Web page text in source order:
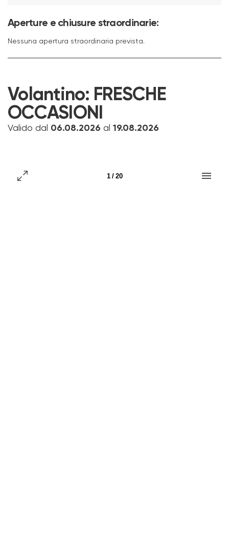
Aperture e chiusure straordinarie:
Nessuna apertura straordinaria prevista.
Volantino: FRESCHE
OCCASIONI
Valido dal 06.08.2026 al 19.08.2026